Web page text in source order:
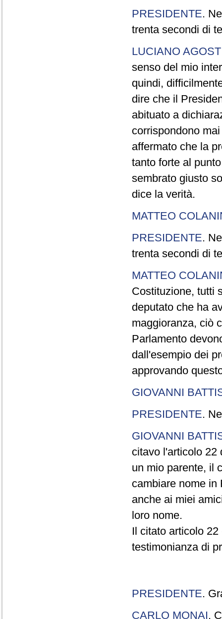
PRESIDENTE.
trenta secondi di
LUCIANO
senso del mio
quindi,
dire che il
abituato a
corrispondono
affermato che la
tanto forte al
sembrato giusto
dice la verità.
MATTEO
PRESIDENTE.
trenta secondi di
MATTEO
Costituzione, tutti
deputato che ha
maggioranza, ciò
Parlamento
dall'esempio dei
approvando
GIOVANNI
PRESIDENTE.
GIOVANNI
citavo l'articolo 22
un mio parente, il
cambiare nome in
anche ai miei
loro nome.
Il citato articolo
testimonianza di
PRESIDENTE.
CARLO MONAI.